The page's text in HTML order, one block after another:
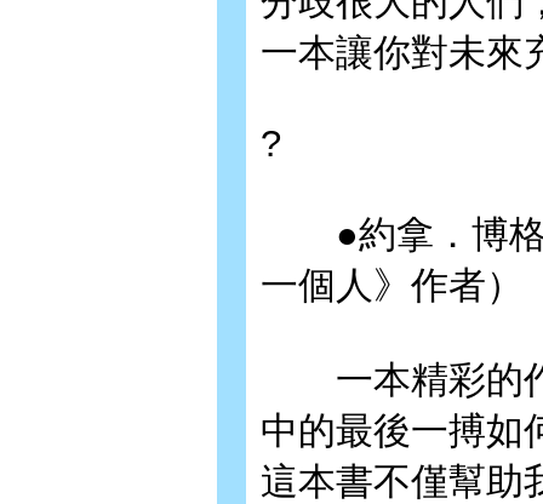
一本讓你對未來
?
●約拿．博格
一個人》作者）
一本精彩的作
中的最後一搏如
這本書不僅幫助